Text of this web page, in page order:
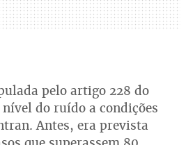
pelo artigo 228 do
do ruído a condições
Antes, era prevista